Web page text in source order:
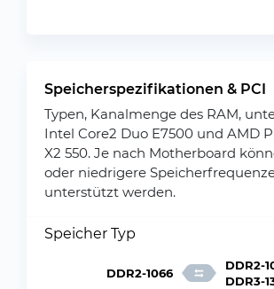
Speicherspezifikationen & PCI
Typen, Kanalmenge des RAM,
Intel Core2 Duo E7500 und AMD
X2 550. Je nach Motherboard
oder niedrigere
unterstützt werden.
Speicher Typ
DDR2-1066
DDR2-
DDR3-